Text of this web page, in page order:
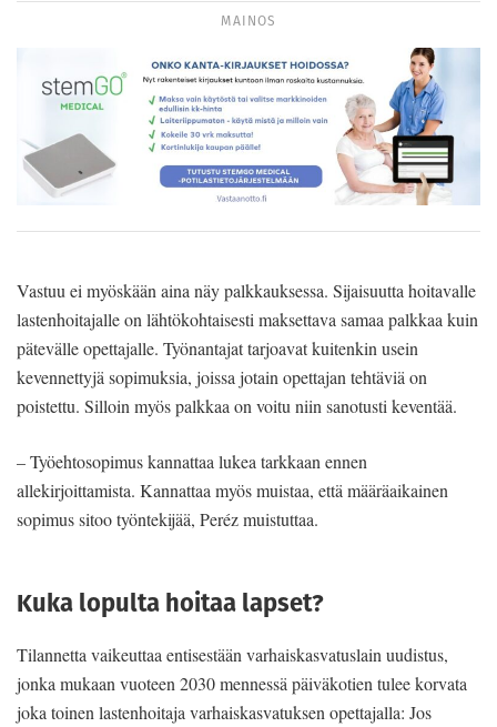
MAINOS
Vastuu ei myöskään aina näy palkkauksessa. Sijaisuutta hoitavalle
lastenhoitajalle on lähtökohtaisesti maksettava samaa palkkaa kuin
pätevälle opettajalle. Työnantajat tarjoavat kuitenkin usein
kevennettyjä sopimuksia, joissa jotain opettajan tehtäviä on
poistettu. Silloin myös palkkaa on voitu niin sanotusti keventää.
– Työehtosopimus kannattaa lukea tarkkaan ennen
allekirjoittamista. Kannattaa myös muistaa, että määräaikainen
sopimus sitoo työntekijää, Peréz muistuttaa.
Kuka lopulta hoitaa lapset?
Tilannetta vaikeuttaa entisestään varhaiskasvatuslain uudistus,
jonka mukaan vuoteen 2030 mennessä päiväkotien tulee korvata
joka toinen lastenhoitaja varhaiskasvatuksen opettajalla: Jos